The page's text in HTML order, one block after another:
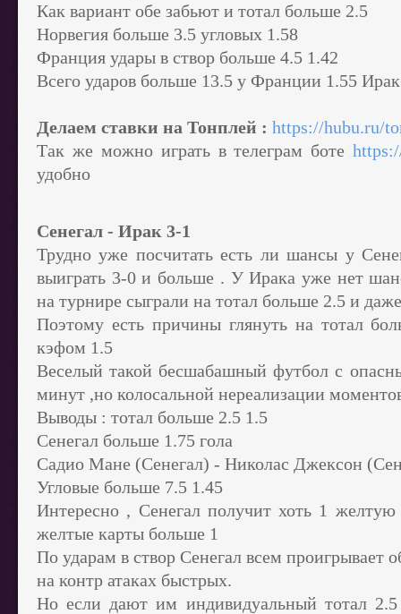
Как вариант обе забьют и тотал больше 2.5
Норвегия больше 3.5 угловых 1.58
Франция удары в створ больше 4.5 1.42
Всего ударов больше 13.5 у Франции 1.55
Делаем ставки на Тонплей : https://hubu.ru/
Так же можно играть в телеграм боте
удобно
Сенегал - Ирак 3-1
Трудно уже посчитать есть ли шансы у
выиграть 3-0 и больше . У Ирака уже нет
на турнире сыграли на тотал больше 2.5 и
Поэтому есть причины глянуть на тотал
кэфом 1.5
Веселый такой бесшабашный футбол с
минут ,но колосальной нереализации
Выводы : тотал больше 2.5 1.5
Сенегал больше 1.75 гола
Садио Мане (Сенегал) - Николас Джексон
Угловые больше 7.5 1.45
Интересно , Сенегал получит хоть 1
желтые карты больше 1
По ударам в створ Сенегал всем проигрывает
на контр атаках быстрых.
Но если дают им индивидуальный тотал